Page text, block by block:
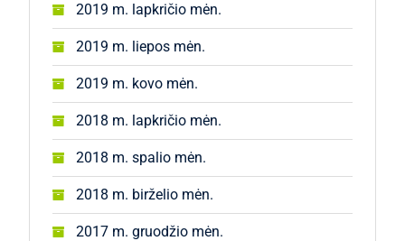
2019 m. lapkričio mėn.
2019 m. liepos mėn.
2019 m. kovo mėn.
2018 m. lapkričio mėn.
2018 m. spalio mėn.
2018 m. birželio mėn.
2017 m. gruodžio mėn.